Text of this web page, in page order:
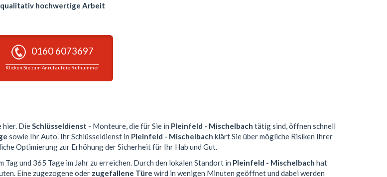
qualitativ hochwertige Arbeit
0160 6073697
Klicken Sie zum Anruf auf die Rufnummer
hier. DieSchlüsseldienst - Monteure, die für Sie in Pleinfeld - Mischelbach tätig sind, öffnen schnell
sowie Ihr Auto. Ihr Schlüsseldienst in Pleinfeld - Mischelbach klärt Sie über mögliche Risiken Ihrer
Optimierung zur Erhöhung der Sicherheit für Ihr Hab und Gut.
Tag und 365 Tage im Jahr zu erreichen. Durch den lokalen Standort in Pleinfeld - Mischelbach hat
Eine zugezogene oder zugefallene Türe wird in wenigen Minuten geöffnet und dabei werden